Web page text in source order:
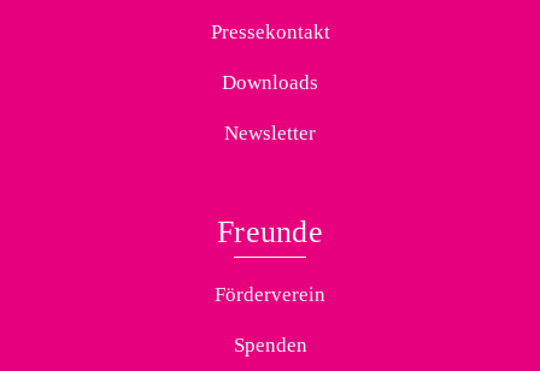
Pressekontakt
Downloads
Newsletter
Freunde
Förderverein
Spenden